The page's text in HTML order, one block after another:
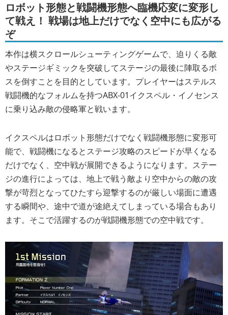
ロボット形態と戦闘機形態へ臨機応変に変形し
て戦え！ 戦場は地上だけでなく空中にも広がる
ぞ
本作は横スクロールシューティングゲームで、迫りくる敵
やステージギミックを突破してステージの最後に陣取るボ
スを倒すことを目的としています。プレイヤーはステルス
戦闘機的なフォルムを持つABX-01イクスペル・イノセンス
に乗り込み敵の侵略軍と戦います。
イクスペルはロボット形態だけでなく戦闘機形態に変形可
能で、戦闘機になるとステージ攻略のスピードが早くなる
だけでなく、空中戦が展開できるようになります。ステー
ジの進行によっては、地上で戦う敵より空中からの敵の攻
撃が苛烈となってひたすら迎撃するのが厳しい場面に遭遇
する瞬間や、途中で道が途絶えてしまっている場合もあり
ます。そこで活躍するのが戦闘機形態での空中戦です。